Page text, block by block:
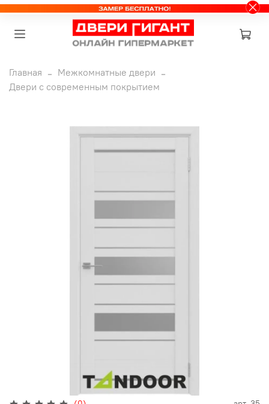
Главная
Межкомнатные двери
Двери с современным покрытием